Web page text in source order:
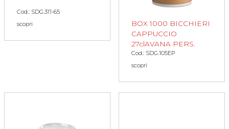
Cod.: SDG.311-65
scopri
BOX 1000 BICCHIERI
CAPPUCCIO
27clAVANA PERS.
Cod.: SDG.105EP
scopri